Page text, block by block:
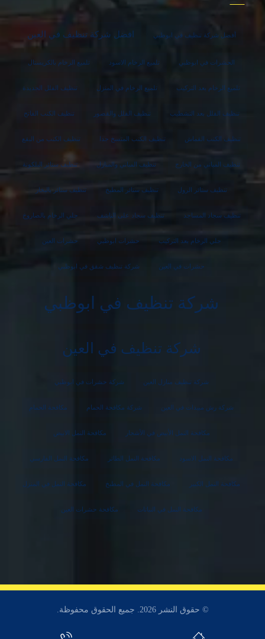
أفضل شركة تنظيف في ابوظبي افضل شركة تنظيف في العين
الحشرات في ابوظبي تلميع الرخام الاسود تلميع الرخام بالكريستال
تلميع الرخام بعد التركيب تلميع الرخام في المنزل تنظيف الفلل الجديدة
تنظيف الفلل بعد التشطيب تنظيف الفلل والقصور تنظيف الكنب الفاتح
تنظيف الكنب القماش تنظيف الكنب المتسخ جدا تنظيف الكنب من البقع
تنظيف المباني من الخارج تنظيف المباني والمنازل تنظيف ستائر البلكونة
تنظيف ستائر الرول تنظيف ستائر المطبخ تنظيف ستائر بالبخار
تنظيف سجاد المساجد تنظيف سجاد على الناشف جلي الرخام بالصاروخ
جلي الرخام بعد التركيب حشرات ابوظبي حشرات العين
حشرات في العين شركة تنظيف شقق في ابوظبي
شركة تنظيف في ابوظبي
شركة تنظيف في العين
شركة تنظيف منازل العين شركة حشرات في ابوظبي
شركة رش مبيدات في العين شركة مكافحة الحمام مكافحة الحمام
مكافحة النمل الأبيض في الأشجار مكافحة النمل الابيض
مكافحة النمل الاسود مكافحة النمل الطائر مكافحة النمل الفارسي
مكافحة النمل الكبير مكافحة النمل في المطبخ مكافحة النمل في المنزل
مكافحة النمل في النباتات مكافحة حشرات العين
© حقوق النشر 2026. جميع الحقوق محفوظة.